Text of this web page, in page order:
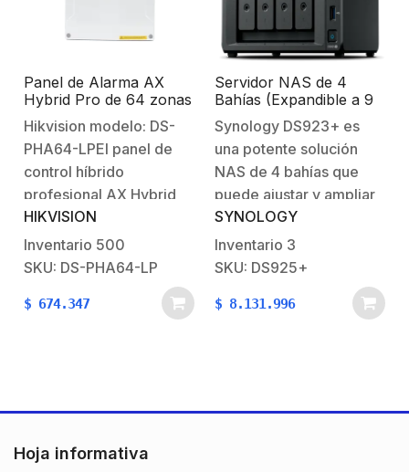
administrativas o
penales. Kit de…
Panel de Alarma AX
Hybrid Pro de 64 zonas
/ 8 Zonas Cableadas
Directas al Panel / 56
Zonas Expandibles:
Inalámbricas o
Cableadas / Conexión
TCP/IP y WIFI /
Soporta módulo 3G/4G
(opcional) / Hik-connect
Hikvision modelo: DS-
PHA64-LPEl panel de
control híbrido
profesional AX Hybrid
Pro es una solución
avanzada de intrusión
que combina
capacidades cableadas
e inalámbricas. Este
transmisión de
HIKVISION
Inventario 500
SKU: DS-PHA64-LP
$ 674.347
Servidor NAS de 4
Bahías (Expandible a 9
Bahías) / Hasta 162 TB /
Servicio Nube Gratis
(P2P) / Administración
Remota y Respaldo
Programado
Synology DS923+ es
una potente solución
NAS de 4 bahías que
puede ajustar y ampliar
a medida que cambian
sus necesidades, con
posibilidad de incluir
hasta nueve unidades,
redes más rápidas y SSD
SYNOLOGY
Inventario 3
SKU: DS925+
$ 8.131.996
Hoja informativa